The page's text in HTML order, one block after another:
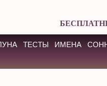
ТЕСТЫ ИМЕНА